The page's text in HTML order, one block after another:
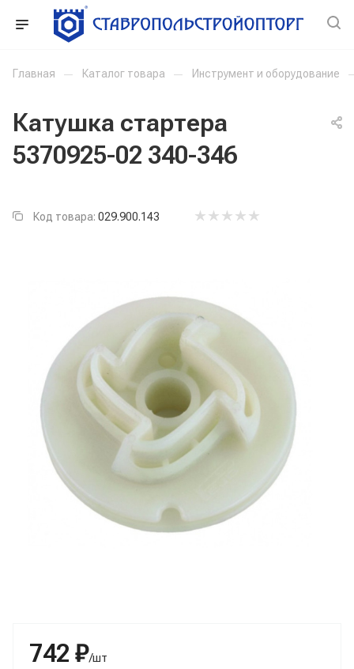
Главная — Каталог товара — Инструмент и оборудование
Катушка стартера
5370925-02 340-346
Код товара: 029.900.143
742 ₽/шт